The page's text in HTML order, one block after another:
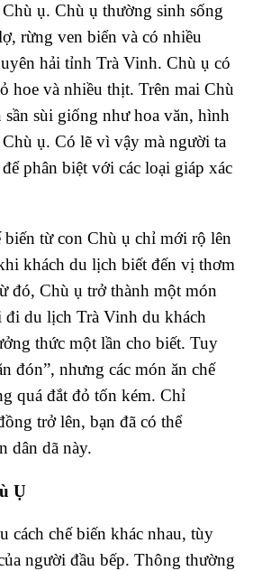
ụ. Chù ụ thường sinh sống
rừng ven biển và có nhiều
hải tỉnh Trà Vinh. Chù ụ có
hoe và nhiều thịt. Trên mai Chù
sần sùi giống như hoa văn, hình
Chù ụ. Có lẽ vì vậy mà người ta
phân biệt với các loại giáp xác
biến từ con Chù ụ chỉ mới rộ lên
khách du lịch biết đến vị thơm
đó, Chù ụ trở thành một món
đi du lịch Trà Vinh du khách
thức một lần cho biết. Tuy
đón”, nhưng các món ăn chế
quá đắt đỏ tốn kém. Chỉ
trở lên, bạn đã có thể
dân dã này.
Ụ
cách chế biến khác nhau, tùy
người đầu bếp. Thông thường